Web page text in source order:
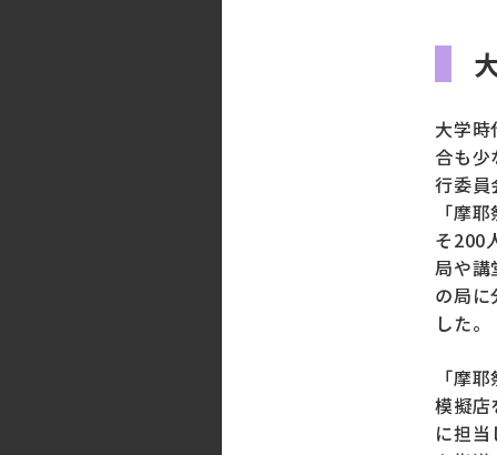
大学
合も
行委員
「摩
そ200
局や
の局
した。
「摩
模擬店
に担